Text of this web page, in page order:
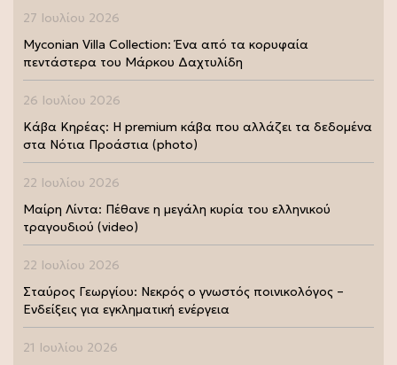
27 Ιουλίου 2026
Myconian Villa Collection: Ένα από τα κορυφαία
πεντάστερα του Μάρκου Δαχτυλίδη
26 Ιουλίου 2026
Κάβα Κηρέας: Η premium κάβα που αλλάζει τα δεδομένα
στα Νότια Προάστια (photo)
22 Ιουλίου 2026
Μαίρη Λίντα: Πέθανε η μεγάλη κυρία του ελληνικού
τραγουδιού (video)
22 Ιουλίου 2026
Σταύρος Γεωργίου: Νεκρός ο γνωστός ποινικολόγος –
Ενδείξεις για εγκληματική ενέργεια
21 Ιουλίου 2026